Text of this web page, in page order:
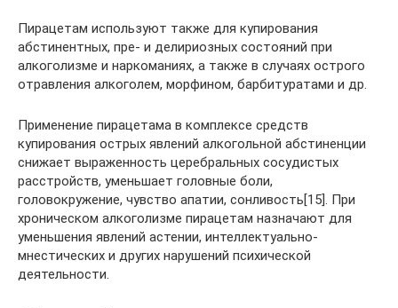
Пирацетам используют также для купирования
абстинентных, пре- и делириозных состояний при
алкоголизме и наркоманиях, а также в случаях острого
отравления алкоголем, морфином, барбитуратами и др.
Применение пирацетама в комплексе средств
купирования острых явлений алкогольной абстиненции
снижает выраженность церебральных сосудистых
расстройств, уменьшает головные боли,
головокружение, чувство апатии, сонливость[15]. При
хроническом алкоголизме пирацетам назначают для
уменьшения явлений астении, интеллектуально-
мнестических и других нарушений психической
деятельности.